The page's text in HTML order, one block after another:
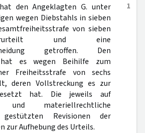
1
den Angeklagten G. unter
wegen Diebstahls in sieben
von sieben
und eine
getroffen. Den
es wegen Beihilfe zum
Freiheitsstrafe von sechs
deren Vollstreckung es zur
hat. Die jeweils auf
und materiellrechtliche
gestützten Revisionen der
zur Aufhebung des Urteils.